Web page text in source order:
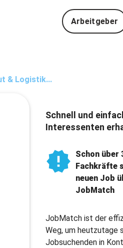
Arbeitgeber
& Logistik...
Schnell und
Interessenten
Schon über
Fachkräfte
neuen Job
JobMatch
JobMatch ist der
Weg, um heutzutage
Jobsuchenden in